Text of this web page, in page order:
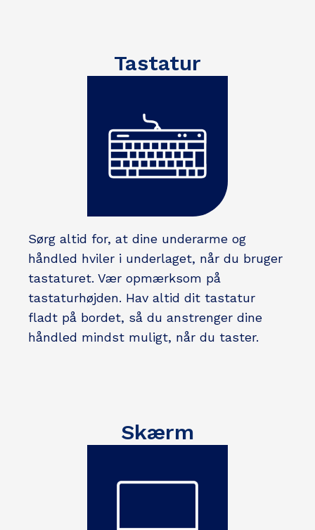
Tastatur
Sørg altid for, at dine underarme og
håndled hviler i underlaget, når du bruger
tastaturet. Vær opmærksom på
tastaturhøjden. Hav altid dit tastatur
fladt på bordet, så du anstrenger dine
håndled mindst muligt, når du taster.
Skærm